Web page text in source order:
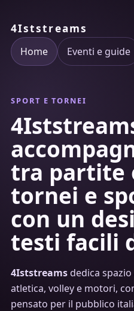
4Iststreams
Home Eventi e guide
SPORT E TORNEI
tra partite
tornei e
con un
testi facili
4Iststreamsdedica
atletica, volley e motori,
pensato per il pubblico